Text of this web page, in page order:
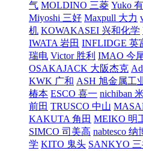
气 MOLDINO 三菱 Yuko
Miyoshi 三好 Maxpull 大力
机 KOWAKASEI 兴和化学
IWATA 岩田 INFLIDGE 英
瑞电 Victor 胜利 IMAO 今
OSAKAJACK 大阪杰克
KWK 广和 ASH 旭金属工
椿本 ESCO 喜一 nichiban
前田 TRUSCO 中山
KAKUTA 角田 MEIKO 明
SIMCO 司美高 nabtesco
学 KITO 鬼头 SANKYO